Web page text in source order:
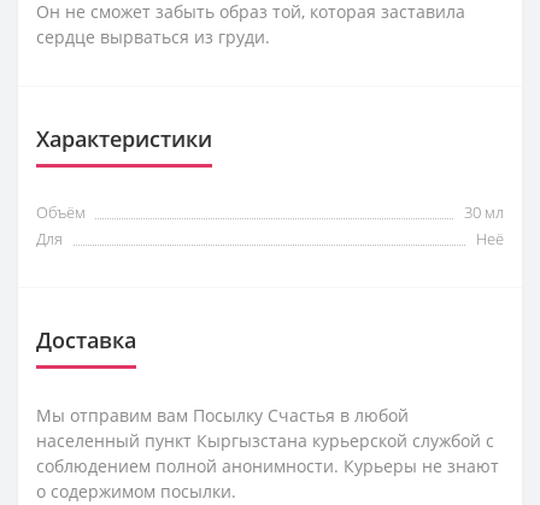
Он не сможет забыть образ той, которая заставила
сердце вырваться из груди.
Характеристики
Объём
30 мл
Для
Неё
Доставка
Мы отправим вам Посылку Счастья в любой
населенный пункт Кыргызстана курьерской службой с
соблюдением полной анонимности. Курьеры не знают
о содержимом посылки.